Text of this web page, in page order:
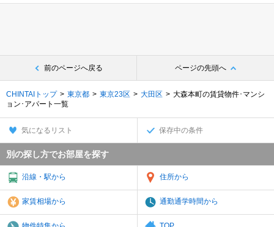
前のページへ戻る ページの先頭へ
CHINTAIトップ 東京都 東京23区 大田区
大森本町の賃貸物件･マンシ
ョン･アパート一覧
気になるリスト 保存中の条件
別の探し方でお部屋を探す
沿線・駅から 住所から
家賃相場から 通勤通学時間から